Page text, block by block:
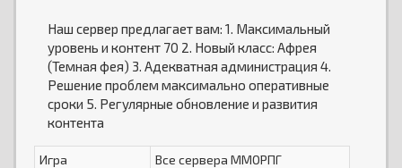
Наш сервер предлагает вам: 1. Максимальный
уровень и контент 70 2. Новый класс: Афрея
(Темная фея) 3. Адекватная администрация 4.
Решение проблем максимально оперативные
сроки 5. Регулярные обновление и развития
контента
Игра
Все сервера ММОРПГ